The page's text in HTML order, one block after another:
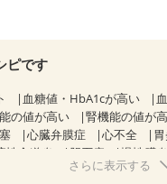
ピです
血糖値・HbA1cが高い
の値が高い 腎機能の値が
心臓弁膜症 心不全
性食道炎 胆石症 慢性膵
腸症候群（IBS） 睡眠時無呼
さらに表示する